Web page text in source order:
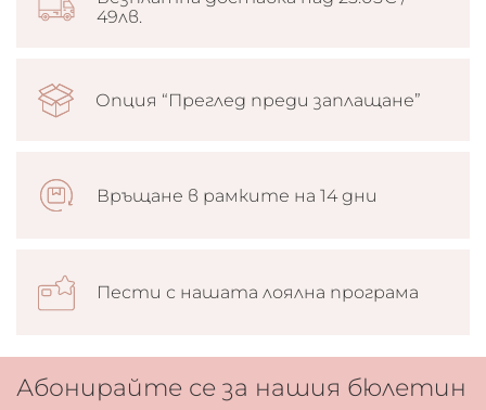
49лв.
Опция “Преглед преди заплащане”
Връщане в рамките на 14 дни
Пести с нашата лоялна програма
Абонирайте се за нашия бюлетин